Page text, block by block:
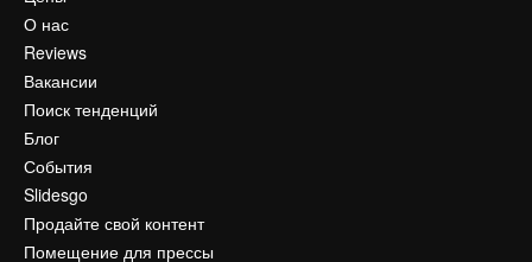
О нас
Reviews
Вакансии
Поиск тенденций
Блог
События
Slidesgo
Продайте свой контент
Помещение для прессы